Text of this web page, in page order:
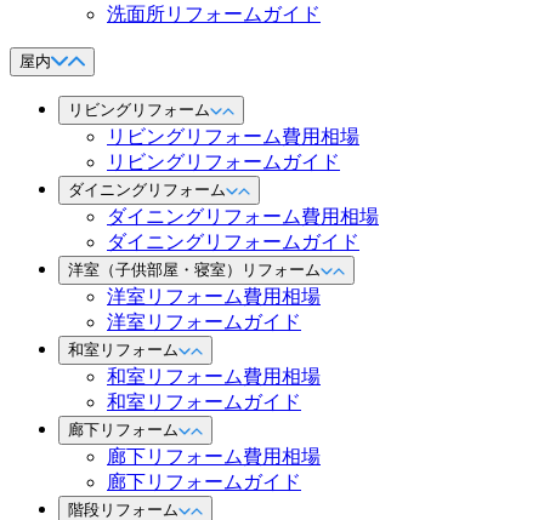
洗面所リフォームガイド
屋内
リビングリフォーム
リビングリフォーム費用相場
リビングリフォームガイド
ダイニングリフォーム
ダイニングリフォーム費用相場
ダイニングリフォームガイド
洋室（子供部屋・寝室）リフォーム
洋室リフォーム費用相場
洋室リフォームガイド
和室リフォーム
和室リフォーム費用相場
和室リフォームガイド
廊下リフォーム
廊下リフォーム費用相場
廊下リフォームガイド
階段リフォーム